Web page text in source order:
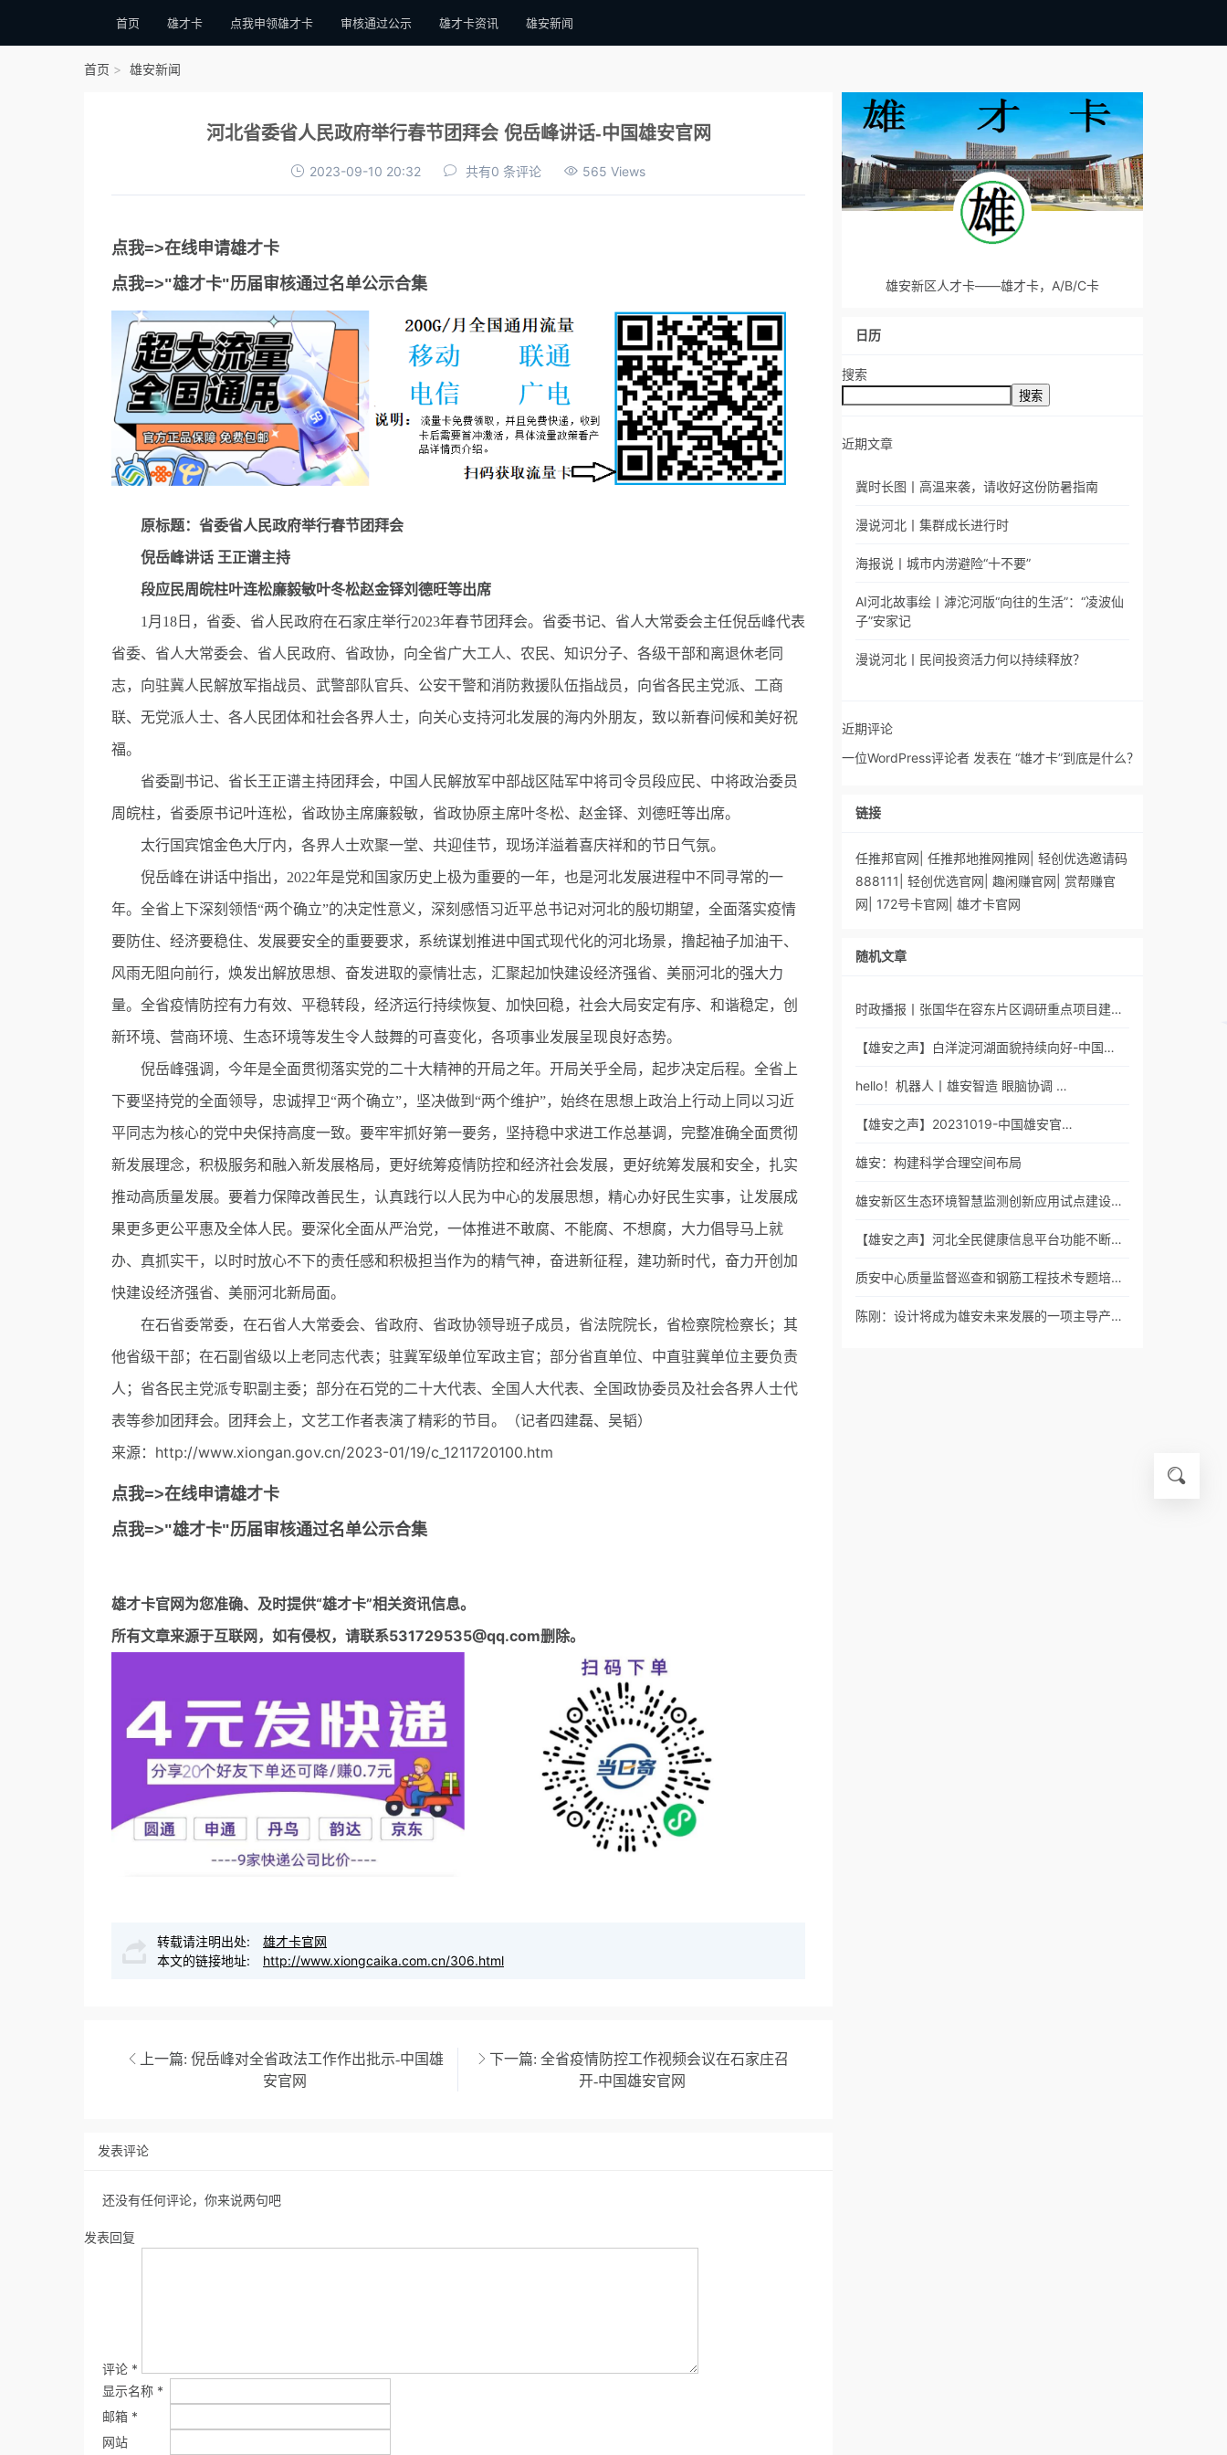
首页 雄才卡 点我申领雄才卡 审核通过公示 雄才卡资讯 雄安新闻
首页 雄安新闻
河北省委省人民政府举行春节团拜会 倪岳峰讲话-中国雄安官网
2023-09-10 20:32 共有0 条评论 565 Views
点我=>在线申请雄才卡
点我=>"雄才卡"历届审核通过名单公示合集
原标题：省委省人民政府举行春节团拜会
倪岳峰讲话 王正谱主持
段应民周皖柱叶连松廉毅敏叶冬松赵金铎刘德旺等出席
1月18日，省委、省人民政府在石家庄举行2023年春节团拜会。省委书记、省人大常委会主任倪岳峰代表
省委、省人大常委会、省人民政府、省政协，向全省广大工人、农民、知识分子、各级干部和离退休老同
志，向驻冀人民解放军指战员、武警部队官兵、公安干警和消防救援队伍指战员，向省各民主党派、工商
联、无党派人士、各人民团体和社会各界人士，向关心支持河北发展的海内外朋友，致以新春问候和美好祝
福。
省委副书记、省长王正谱主持团拜会，中国人民解放军中部战区陆军中将司令员段应民、中将政治委员
周皖柱，省委原书记叶连松，省政协主席廉毅敏，省政协原主席叶冬松、赵金铎、刘德旺等出席。
太行国宾馆金色大厅内，各界人士欢聚一堂、共迎佳节，现场洋溢着喜庆祥和的节日气氛。
倪岳峰在讲话中指出，2022年是党和国家历史上极为重要的一年，也是河北发展进程中不同寻常的一
年。全省上下深刻领悟“两个确立”的决定性意义，深刻感悟习近平总书记对河北的殷切期望，全面落实疫情
要防住、经济要稳住、发展要安全的重要要求，系统谋划推进中国式现代化的河北场景，撸起袖子加油干、
风雨无阻向前行，焕发出解放思想、奋发进取的豪情壮志，汇聚起加快建设经济强省、美丽河北的强大力
量。全省疫情防控有力有效、平稳转段，经济运行持续恢复、加快回稳，社会大局安定有序、和谐稳定，创
新环境、营商环境、生态环境等发生令人鼓舞的可喜变化，各项事业发展呈现良好态势。
倪岳峰强调，今年是全面贯彻落实党的二十大精神的开局之年。开局关乎全局，起步决定后程。全省上
下要坚持党的全面领导，忠诚捍卫“两个确立”，坚决做到“两个维护”，始终在思想上政治上行动上同以习近
平同志为核心的党中央保持高度一致。要牢牢抓好第一要务，坚持稳中求进工作总基调，完整准确全面贯彻
新发展理念，积极服务和融入新发展格局，更好统筹疫情防控和经济社会发展，更好统筹发展和安全，扎实
推动高质量发展。要着力保障改善民生，认真践行以人民为中心的发展思想，精心办好民生实事，让发展成
果更多更公平惠及全体人民。要深化全面从严治党，一体推进不敢腐、不能腐、不想腐，大力倡导马上就
办、真抓实干，以时时放心不下的责任感和积极担当作为的精气神，奋进新征程，建功新时代，奋力开创加
快建设经济强省、美丽河北新局面。
在石省委常委，在石省人大常委会、省政府、省政协领导班子成员，省法院院长，省检察院检察长；其
他省级干部；在石副省级以上老同志代表；驻冀军级单位军政主官；部分省直单位、中直驻冀单位主要负责
人；省各民主党派专职副主委；部分在石党的二十大代表、全国人大代表、全国政协委员及社会各界人士代
表等参加团拜会。团拜会上，文艺工作者表演了精彩的节目。（记者四建磊、吴韬）
来源：http://www.xiongan.gov.cn/2023-01/19/c_1211720100.htm
点我=>在线申请雄才卡
点我=>"雄才卡"历届审核通过名单公示合集
雄才卡官网为您准确、及时提供“雄才卡”相关资讯信息。
所有文章来源于互联网，如有侵权，请联系531729535@qq.com删除。
转载请注明出处:
雄才卡官网
本文的链接地址:
http://www.xiongcaika.com.cn/306.html
上一篇: 倪岳峰对全省政法工作作出批示-中国雄
安官网
下一篇: 全省疫情防控工作视频会议在石家庄召
开-中国雄安官网
发表评论
还没有任何评论，你来说两句吧
发表回复
评论 *
显示名称 *
邮箱 *
网站
雄安新区人才卡——雄才卡，A/B/C卡
日历
搜索
搜索
近期文章
冀时长图丨高温来袭，请收好这份防暑指南
漫说河北丨集群成长进行时
海报说丨城市内涝避险“十不要”
AI河北故事绘丨滹沱河版“向往的生活”：“凌波仙
子”安家记
漫说河北丨民间投资活力何以持续释放？
近期评论
一位WordPress评论者 发表在 “雄才卡”到底是什么？
链接
任推邦官网 任推邦地推网推网 轻创优选邀请码
888111
轻创优选官网 趣闲赚官网
赏帮赚官
网
172号卡官网 雄才卡官网
随机文章
时政播报丨张国华在容东片区调研重点项目建…
【雄安之声】白洋淀河湖面貌持续向好-中国…
hello！机器人丨雄安智造 眼脑协调 …
【雄安之声】20231019-中国雄安官…
雄安：构建科学合理空间布局
雄安新区生态环境智慧监测创新应用试点建设…
【雄安之声】河北全民健康信息平台功能不断…
质安中心质量监督巡查和钢筋工程技术专题培…
陈刚：设计将成为雄安未来发展的一项主导产…